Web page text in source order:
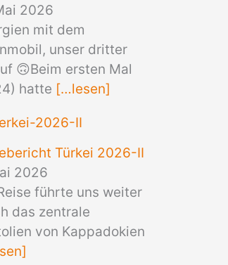
2026
mit dem
unser dritter
🙃Beim ersten Mal
hatte […lesen]
Türkei 2026-II
2026
führte uns weiter
das zentrale
von Kappadokien